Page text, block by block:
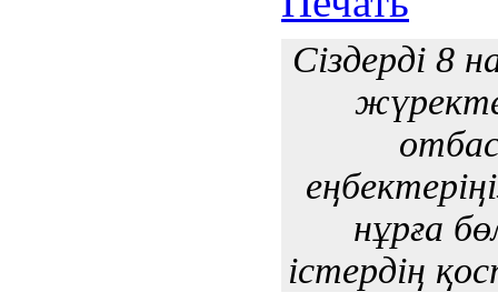
Сіздерді 8
нұрға
істердің